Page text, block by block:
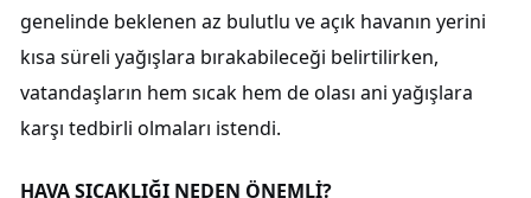
genelinde beklenen az bulutlu ve açık havanın yerini
kısa süreli yağışlara bırakabileceği belirtilirken,
vatandaşların hem sıcak hem de olası ani yağışlara
karşı tedbirli olmaları istendi.
HAVA SICAKLIĞI NEDEN ÖNEMLİ?